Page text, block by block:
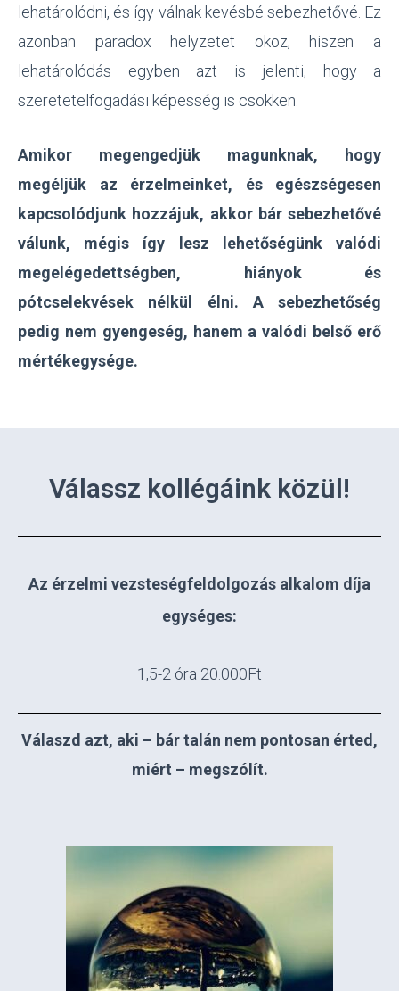
lehatárolódni, és így válnak kevésbé sebezhetővé. Ez
azonban paradox helyzetet okoz, hiszen a
lehatárolódás egyben azt is jelenti, hogy a
szeretetelfogadási képesség is csökken.
Amikor megengedjük magunknak, hogy
megéljük az érzelmeinket, és egészségesen
kapcsolódjunk hozzájuk, akkor bár sebezhetővé
válunk, mégis így lesz lehetőségünk valódi
megelégedettségben, hiányok és
pótcselekvések nélkül élni. A sebezhetőség
pedig nem gyengeség, hanem a valódi belső erő
mértékegysége.
Válassz kollégáink közül!
Az érzelmi vezsteségfeldolgozás alkalom díja
egységes:
1,5-2 óra 20.000Ft
Válaszd azt, aki – bár talán nem pontosan érted,
miért – megszólít.